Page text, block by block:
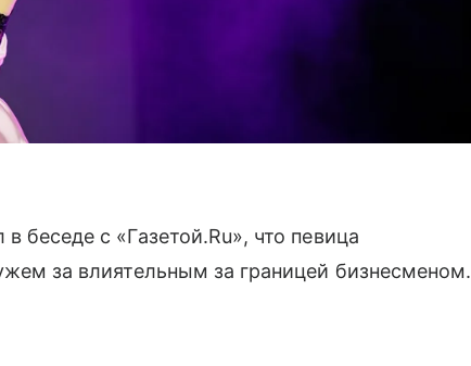
беседе с «Газетой.Ru», что певица
за влиятельным за границей бизнесменом.